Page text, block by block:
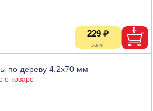
229 ₽
по дереву 4,2х70 мм
о товаре